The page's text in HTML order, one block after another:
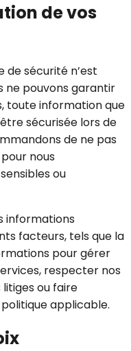
de vos
de sécurité n’est
ne pouvons garantir
toute information que
sécurisée lors de
de ne pas
nous
ou
informations
facteurs, tels que la
pour gérer
respecter nos
ou faire
applicable.